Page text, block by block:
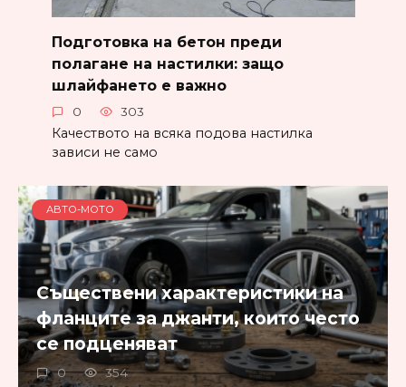
Подготовка на бетон преди
полагане на настилки: защо
шлайфането е важно
0 303
Качеството на всяка подова настилка
зависи не само
АВТО-МОТО
Съществени характеристики на
фланците за джанти, които често
се подценяват
0 354